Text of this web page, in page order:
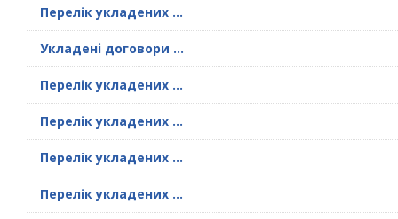
Перелік укладених ...
Укладені договори ...
Перелік укладених ...
Перелік укладених ...
Перелік укладених ...
Перелік укладених ...